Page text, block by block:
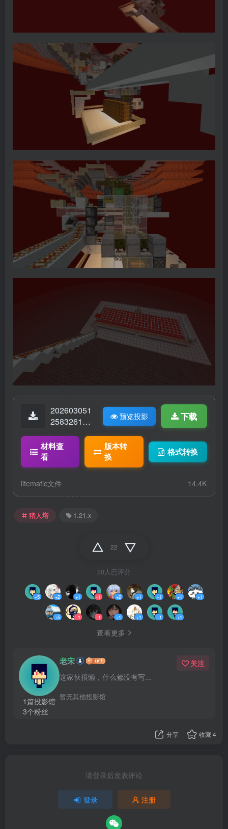
202603051
25832614-
人.猪灵塔.li
预览投影 下载
材料查
看
版本转
换
格式转换
litematic文件 14.4K
猪人塔 1.21.x
22
20人已评分
+5 +2 +1 -1 +2 +1 +1 +1 +1
+5 -1 -1 +1 +1 +1 +1
查看更多
1篇投影馆
3个粉丝
老宋
这家伙很懒，什么都没有写...
关注
暂无其他投影馆
分享 收藏4
请登录后发表评论
登录 注册